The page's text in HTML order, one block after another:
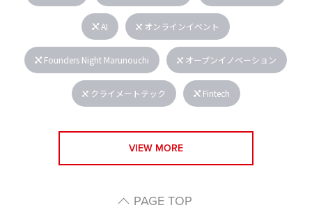
AI オンラインイベント
Founders Night Marunouchi オープンイノベーション
クライメートテック Fintech
VIEW MORE
PAGE TOP